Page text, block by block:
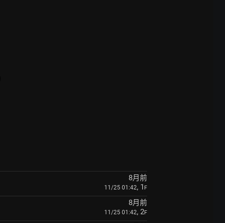
8月前
11/25 01:42, 1 F
8月前
11/25 01:42, 2F